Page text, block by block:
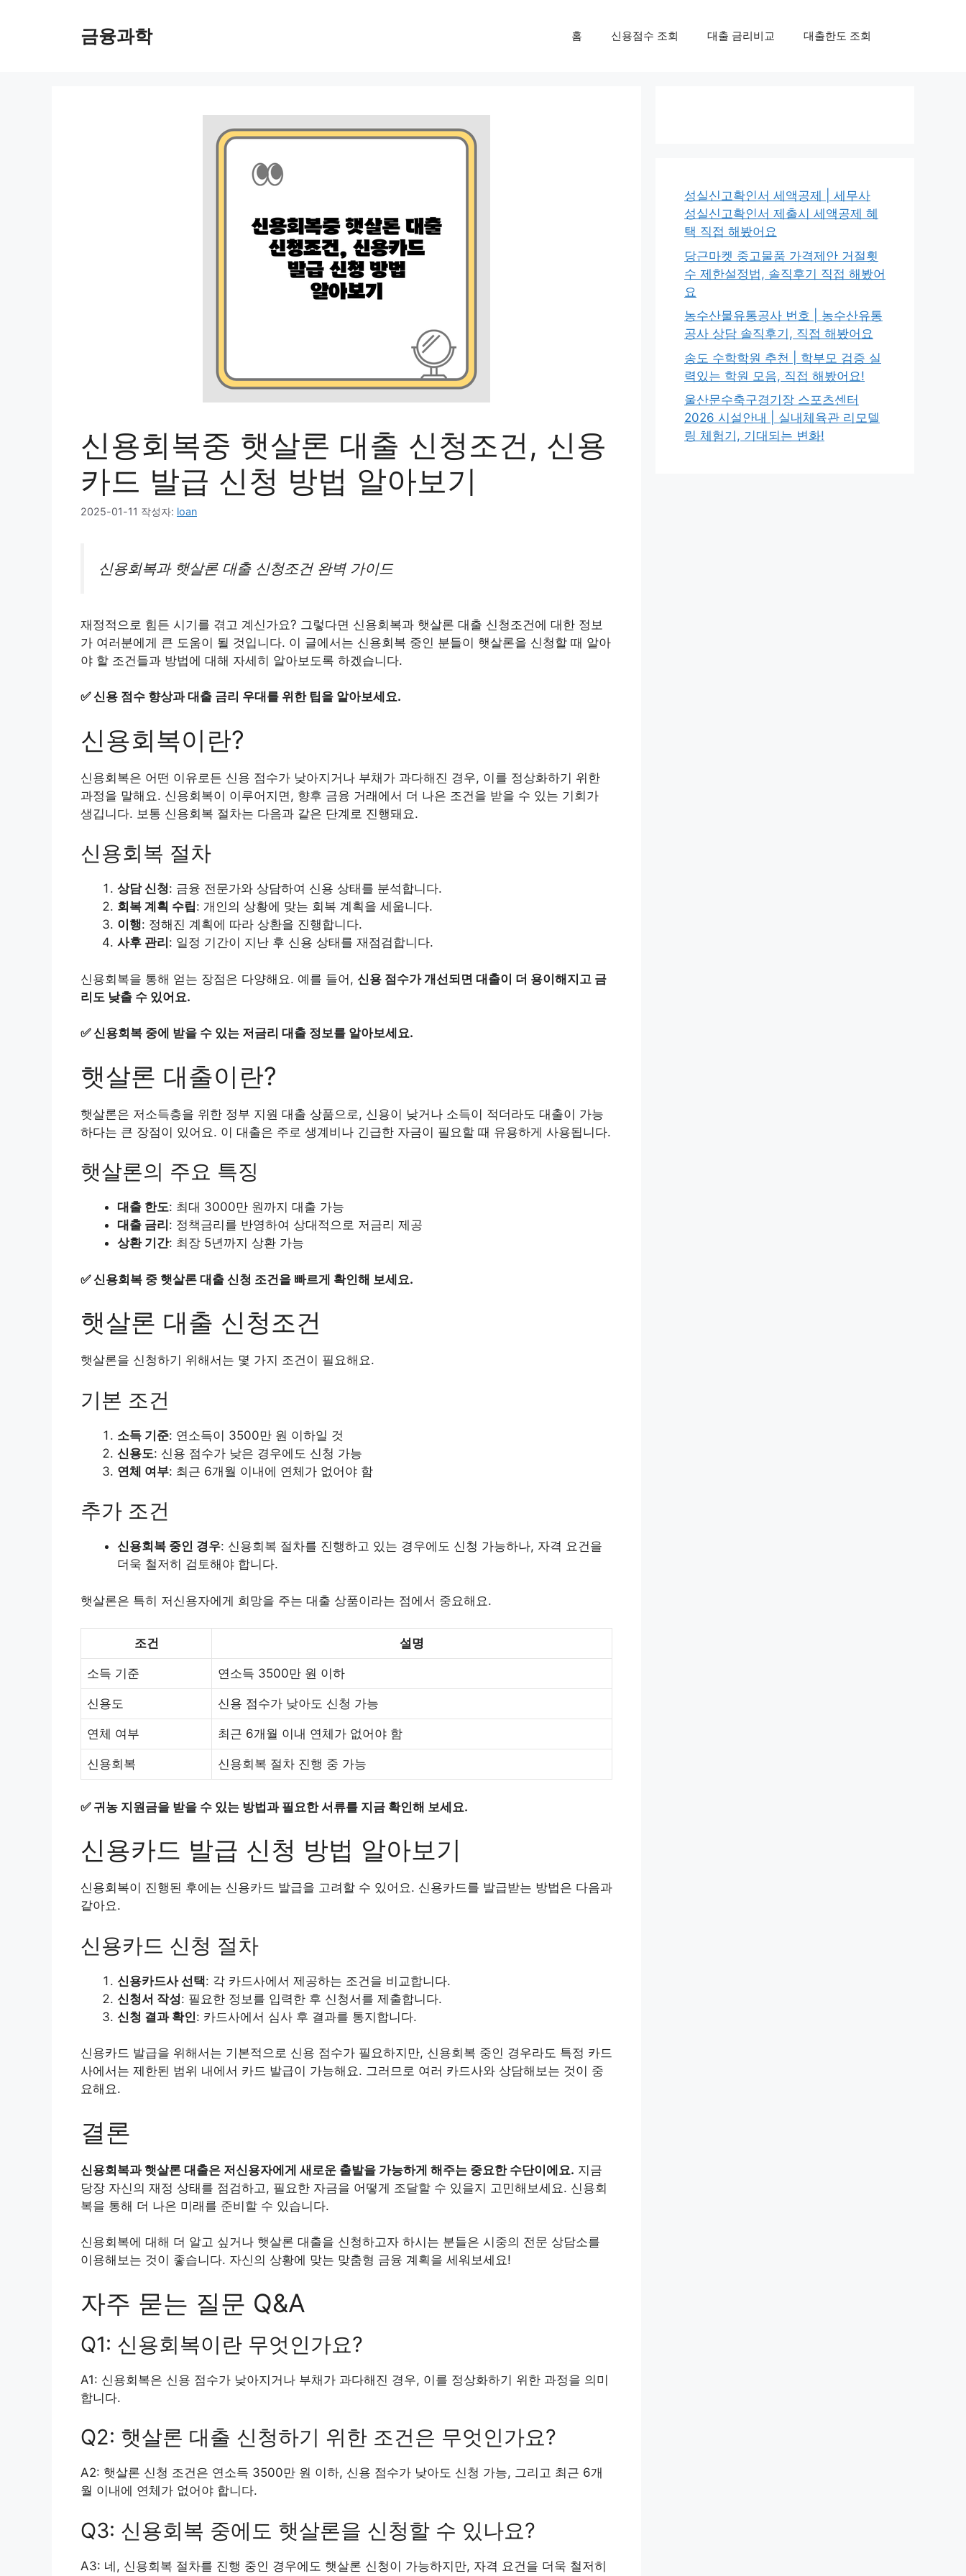
금융과학 홈 신용점수 조회 대출 금리비교 대출한도 조회
신용회복중 햇살론 대출 신청조건, 신용
카드 발급 신청 방법 알아보기
2025-01-11 작성자: loan
신용회복과 햇살론 대출 신청조건 완벽 가이드
재정적으로 힘든 시기를 겪고 계신가요? 그렇다면 신용회복과 햇살론 대출 신청조건에 대한 정보
가 여러분에게 큰 도움이 될 것입니다. 이 글에서는 신용회복 중인 분들이 햇살론을 신청할 때 알아
야 할 조건들과 방법에 대해 자세히 알아보도록 하겠습니다.
✅신용 점수 향상과 대출 금리 우대를 위한 팁을 알아보세요.
신용회복이란?
신용회복은 어떤 이유로든 신용 점수가 낮아지거나 부채가 과다해진 경우, 이를 정상화하기 위한
과정을 말해요. 신용회복이 이루어지면, 향후 금융 거래에서 더 나은 조건을 받을 수 있는 기회가
생깁니다. 보통 신용회복 절차는 다음과 같은 단계로 진행돼요.
신용회복 절차
상담 신청: 금융 전문가와 상담하여 신용 상태를 분석합니다.
회복 계획 수립: 개인의 상황에 맞는 회복 계획을 세웁니다.
이행: 정해진 계획에 따라 상환을 진행합니다.
사후 관리 : 일정 기간이 지난 후 신용 상태를 재점검합니다.
신용회복을 통해 얻는 장점은 다양해요. 예를 들어, 신용 점수가 개선되면 대출이 더 용이해지고 금
리도 낮출 수 있어요.
✅신용회복 중에 받을 수 있는 저금리 대출 정보를 알아보세요.
햇살론 대출이란?
햇살론은 저소득층을 위한 정부 지원 대출 상품으로, 신용이 낮거나 소득이 적더라도 대출이 가능
하다는 큰 장점이 있어요. 이 대출은 주로 생계비나 긴급한 자금이 필요할 때 유용하게 사용됩니다.
햇살론의 주요 특징
대출 한도: 최대 3000만 원까지 대출 가능
대출 금리 : 정책금리를 반영하여 상대적으로 저금리 제공
상환 기간: 최장 5년까지 상환 가능
✅신용회복 중 햇살론 대출 신청 조건을 빠르게 확인해 보세요.
햇살론 대출 신청조건
햇살론을 신청하기 위해서는 몇 가지 조건이 필요해요.
기본 조건
소득 기준: 연소득이 3500만 원 이하일 것
신용도: 신용 점수가 낮은 경우에도 신청 가능
연체 여부: 최근 6개월 이내에 연체가 없어야 함
추가 조건
신용회복 중인 경우: 신용회복 절차를 진행하고 있는 경우에도 신청 가능하나, 자격 요건을
더욱 철저히 검토해야 합니다.
햇살론은 특히 저신용자에게 희망을 주는 대출 상품이라는 점에서 중요해요.
조건 설명
소득 기준 연소득 3500만 원 이하
신용도 신용 점수가 낮아도 신청 가능
연체 여부 최근 6개월 이내 연체가 없어야 함
신용회복 신용회복 절차 진행 중 가능
✅ 귀농 지원금을 받을 수 있는 방법과 필요한 서류를 지금 확인해 보세요.
신용카드 발급 신청 방법 알아보기
신용회복이 진행된 후에는 신용카드 발급을 고려할 수 있어요. 신용카드를 발급받는 방법은 다음과
같아요.
신용카드 신청 절차
신용카드사 선택: 각 카드사에서 제공하는 조건을 비교합니다.
신청서 작성: 필요한 정보를 입력한 후 신청서를 제출합니다.
신청 결과 확인: 카드사에서 심사 후 결과를 통지합니다.
신용카드 발급을 위해서는 기본적으로 신용 점수가 필요하지만, 신용회복 중인 경우라도 특정 카드
사에서는 제한된 범위 내에서 카드 발급이 가능해요. 그러므로 여러 카드사와 상담해보는 것이 중
요해요.
결론
신용회복과 햇살론 대출은 저신용자에게 새로운 출발을 가능하게 해주는 중요한 수단이에요. 지금
당장 자신의 재정 상태를 점검하고, 필요한 자금을 어떻게 조달할 수 있을지 고민해보세요. 신용회
복을 통해 더 나은 미래를 준비할 수 있습니다.
신용회복에 대해 더 알고 싶거나 햇살론 대출을 신청하고자 하시는 분들은 시중의 전문 상담소를
이용해보는 것이 좋습니다. 자신의 상황에 맞는 맞춤형 금융 계획을 세워보세요!
자주 묻는 질문 Q&A
Q1: 신용회복이란 무엇인가요?
A1: 신용회복은 신용 점수가 낮아지거나 부채가 과다해진 경우, 이를 정상화하기 위한 과정을 의미
합니다.
Q2: 햇살론 대출 신청하기 위한 조건은 무엇인가요?
A2: 햇살론 신청 조건은 연소득 3500만 원 이하, 신용 점수가 낮아도 신청 가능, 그리고 최근 6개
월 이내에 연체가 없어야 합니다.
Q3: 신용회복 중에도 햇살론을 신청할 수 있나요?
A3: 네, 신용회복 절차를 진행 중인 경우에도 햇살론 신청이 가능하지만, 자격 요건을 더욱 철저히
성실신고확인서 세액공제 | 세무사
성실신고확인서 제출시 세액공제 혜
택 직접 해봤어요
당근마켓 중고물품 가격제안 거절횟
수 제한설정법, 솔직후기 직접 해봤어
요
농수산물유통공사 번호 | 농수산유통
공사 상담 솔직후기, 직접 해봤어요
송도 수학학원 추천 | 학부모 검증 실
력있는 학원 모음, 직접 해봤어요!
울산문수축구경기장 스포츠센터
2026 시설안내 | 실내체육관 리모델
링 체험기, 기대되는 변화!